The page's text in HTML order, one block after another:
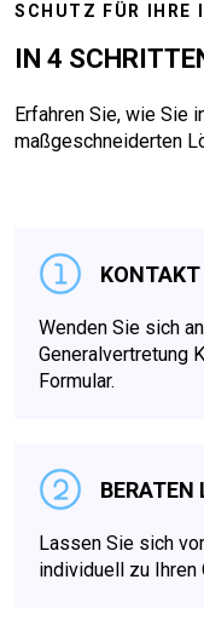
SCHUTZ FÜR IHRE
IN 4
Erfahren Sie, wie Sie
maßgeschneiderten
Wenden Sie sich
Generalvertretung
Formular.
BERATEN
Lassen Sie sich
individuell zu Ihren